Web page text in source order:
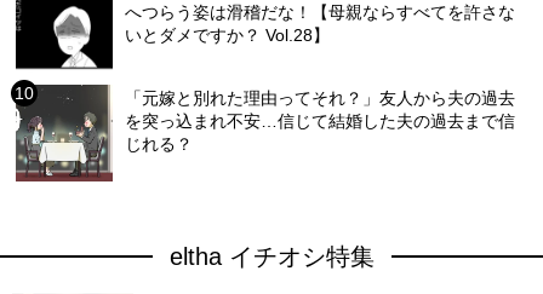
へつらう姿は滑稽だな！【母親ならすべてを許さな
いとダメですか？ Vol.28】
「元嫁と別れた理由ってそれ？」友人から夫の過去
を突っ込まれ不安…信じて結婚した夫の過去まで信
じれる？
eltha イチオシ特集